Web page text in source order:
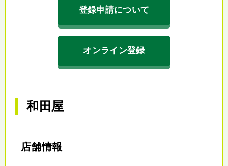
登録申請について
オンライン登録
和田屋
店舗情報